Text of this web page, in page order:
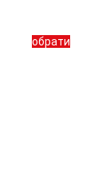
обрати